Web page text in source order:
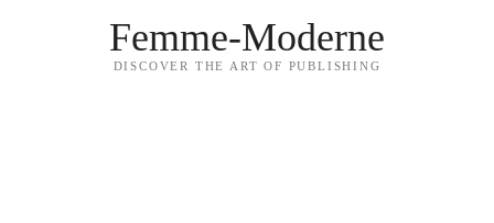
Femme-Moderne
DISCOVER THE ART OF PUBLISHING